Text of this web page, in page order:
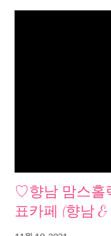
♡향남 맘스홀
표카페 (향남